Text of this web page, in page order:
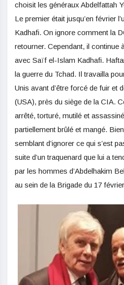
choisit les généraux Abdelfattah
Le premier était jusqu’en février
Kadhafi. On ignore comment la
retourner. Cependant, il continue
avec Saïf el-Islam Kadhafi.
la guerre du Tchad. Il travailla
Unis avant d’être forcé de fuir et
(USA), près du siège de la CIA.
arrêté, torturé, mutilé et
partiellement brûlé et mangé.
semblant d’ignorer ce qui s’est
suite d’un traquenard que lui a
par les hommes d’Abdelhakim
au sein de la Brigade du 17